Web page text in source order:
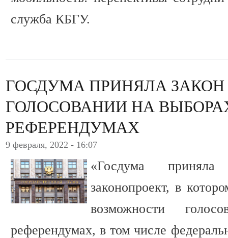
служба КБГУ.
ГОСДУМА ПРИНЯЛА
ГОЛОСОВАНИИ НА
РЕФЕРЕНДУМАХ
9 февраля, 2022 - 16:07
«Госдума
законопроект, в
возможности
референдумах, в том числе